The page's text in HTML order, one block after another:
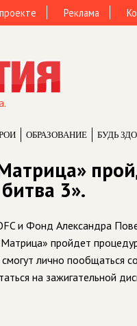
Реклама
ОБРАЗОВАНИЕ БУДЬ
3».
и Фонд Александра
пройдет
лично пообщаться
на зажигательной